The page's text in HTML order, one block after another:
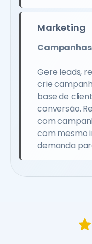
Marketing
Gere leads,
crie
base de
conversão.
com
com mesmo
demanda